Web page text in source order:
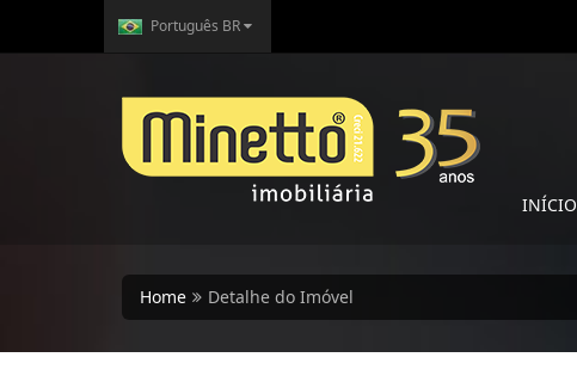
Português BR
INÍCIO
Home Detalhe do Imóvel